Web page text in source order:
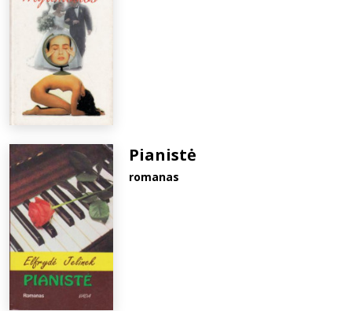
Pianistė
romanas